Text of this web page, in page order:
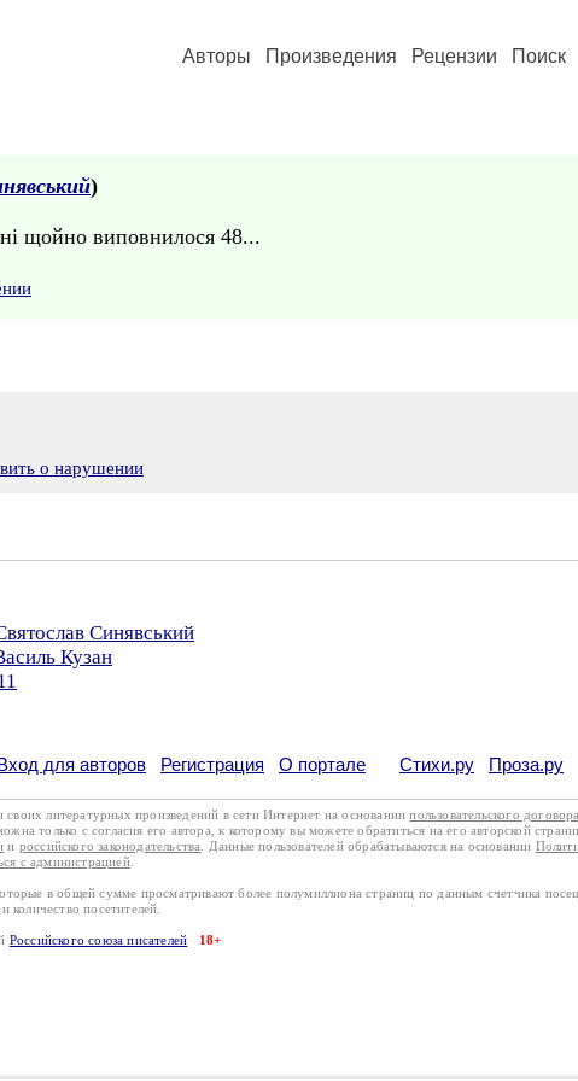
Авторы Произведения Рецензии Поиск
)
щойно виповнилося 48...
о нарушении
Синявський
Кузан
для авторов Регистрация О портале Стихи.ру Проза.ру
литературных произведений в сети Интернет на основаниипользовательского договора
только с согласия его автора, к которому вы можете обратиться на его авторской
и российского законодательства . Данные пользователей обрабатываются на основании
с администрацией.
в общей сумме просматривают более полумиллиона страниц по данным счетчика
посетителей.
Российского союза писателей 18+